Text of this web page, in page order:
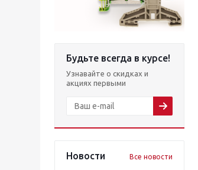
Будьте всегда в курсе!
Узнавайте о скидках и
акциях первыми
Новости Все новости